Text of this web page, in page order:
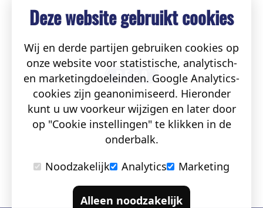
Deze website gebruikt cookies
Wij en derde partijen gebruiken cookies op
onze website voor statistische, analytisch-
en marketingdoeleinden. Google Analytics-
cookies zijn geanonimiseerd. Hieronder
kunt u uw voorkeur wijzigen en later door
op "Cookie instellingen" te klikken in de
onderbalk.
Noodzakelijk
Analytics Marketing
Alleen noodzakelijk